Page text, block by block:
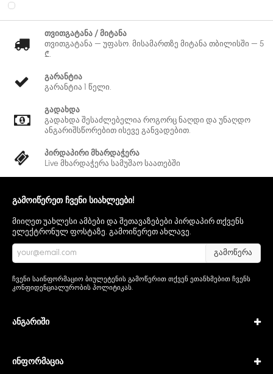
თვითგატანა / მიტანა
თვითგატანა — უფასო. მისამართზე მიტანა თბილისში — 5
₾.
გარანტია
გარანტია 1 წელი.
გადახდა
გადახდა შესაძლებელია როგორც ნაღდი და უნაღდო
ანგარიშსწორებით ისევე განვადებით.
პირდაპირი მხარდაჭერა
Live მხარდაჭერა სამუშაო საათებში
გამოიწერეთ ჩვენი სიახლეები!
მიიღეთ უახლესი ამბები და შეთავაზებები პირდაპირ თქვენს
ელექტრონულ ფოსტაზე. გამოიწერეთ ახლავე.
გამოწერა
ჩვენი საინფორმაციო ბიულეტენის გამოწერით თქვენ ეთანხმებით ჩვენს
კონფიდენციალურობის პოლიტიკას
ანგარიში
ინფორმაცია